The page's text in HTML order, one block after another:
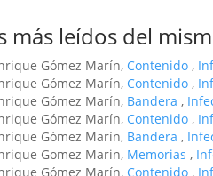
más leídos del
Gómez Marín, Contenido ,
Gómez Marín, Contenido ,
Gómez Marín, Bandera ,
Gómez Marín, Contenido ,
Gómez Marín, Bandera ,
Gomez Marin, Memorias ,
Gómez Marín, Contenido ,